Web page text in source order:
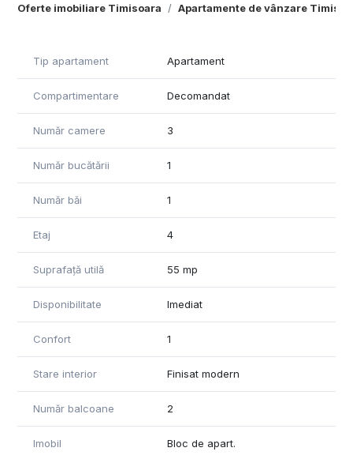
Oferte imobiliare Timisoara Apartamente de vânzare
Tip apartament Apartament
Compartimentare Decomandat
Număr camere 3
Număr bucătării 1
Număr băi 1
Etaj 4
Suprafață utilă 55 mp
Disponibilitate Imediat
Confort 1
Stare interior Finisat modern
Număr balcoane 2
Imobil Bloc de apart.